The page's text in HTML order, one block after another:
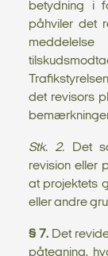
betydning i
påhviler det
det revisors
Stk. 2. Det
revision eller
at projektets
eller andre
§ 7. Det
påtegning,